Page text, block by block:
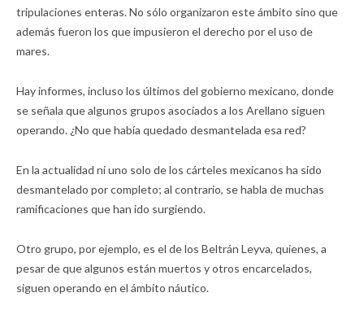
tripulaciones enteras. No sólo organizaron este ámbito sino que
además fueron los que impusieron el derecho por el uso de
mares.
Hay informes, incluso los últimos del gobierno mexicano, donde
se señala que algunos grupos asociados a los Arellano siguen
operando. ¿No que había quedado desmantelada esa red?
En la actualidad ni uno solo de los cárteles mexicanos ha sido
desmantelado por completo; al contrario, se habla de muchas
ramificaciones que han ido surgiendo.
Otro grupo, por ejemplo, es el de los Beltrán Leyva, quienes, a
pesar de que algunos están muertos y otros encarcelados,
siguen operando en el ámbito náutico.